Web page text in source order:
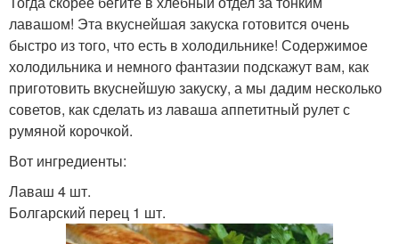
лавашом! Эта вкуснейшая закуска готовится очень
быстро из того, что есть в холодильнике! Содержимое
холодильника и немного фантазии подскажут вам, как
приготовить вкуснейшую закуску, а мы дадим несколько
советов, как сделать из лаваша аппетитный рулет с
румяной корочкой.
Вот ингредиенты:
Лаваш 4 шт.
Болгарский перец 1 шт.